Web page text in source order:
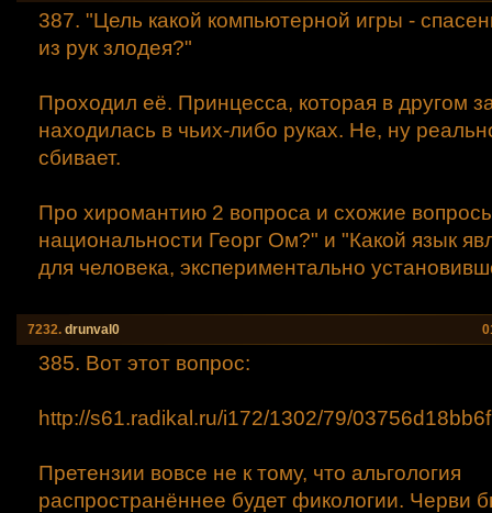
387. "Цель какой компьютерной игры -
из рук злодея?"
Проходил её. Принцесса, которая в другом
находилась в чьих-либо руках. Не, ну
сбивает.
Про хиромантию 2 вопроса и схожие
национальности Георг Ом?" и "Какой язык
для человека, экспериментально
7232. drunval0
385. Вот этот вопрос:
http://s61.radikal.ru/i172/1302/79/03756d18bb6
Претензии вовсе не к тому, что альгология
распространённее будет фикологии. Черви